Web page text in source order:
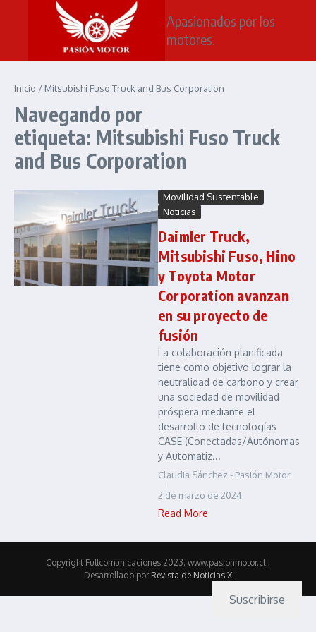
Saltar al contenido
Apasionados por los
motores.
Inicio / Mitsubishi Fuso Truck and Bus Corporation
Navegando por
etiqueta: Mitsubishi Fuso Truck
and Bus Corporation
Movilidad Sustentable
Noticias
Daimler Truck,
Mitsubishi Fuso, Hino
y Toyota Motor
Corporation avanzan
en su proyecto de
fusión
La colaboración planificada
tiene como objetivo lograr la
neutralidad de carbono y crear
una sociedad de movilidad
próspera mediante el
desarrollo de tecnologías
CASE (Conectadas/Autónomas
y Automatiz...
Claudia Sánchez - Pasión Motor
2 de marzo de 2024
Read More
Copyright Fullcomunicaciones 2023. www.pasionmotor.cl |
Desarrollado por Revista de Noticias X
Suscribirse